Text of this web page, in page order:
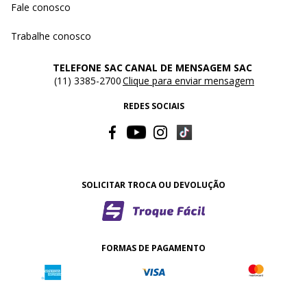
Fale conosco
Trabalhe conosco
TELEFONE SAC
(11) 3385-2700
CANAL DE MENSAGEM SAC
Clique para enviar mensagem
REDES SOCIAIS
SOLICITAR TROCA OU DEVOLUÇÃO
FORMAS DE PAGAMENTO